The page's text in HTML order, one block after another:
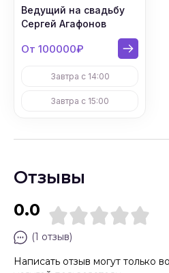
Ведущий на свадьбу
Сергей Агафонов
От 100000₽
Завтра с 14:00
Завтра с 15:00
Отзывы
0.0
(1 отзыв)
Написать отзыв могут только